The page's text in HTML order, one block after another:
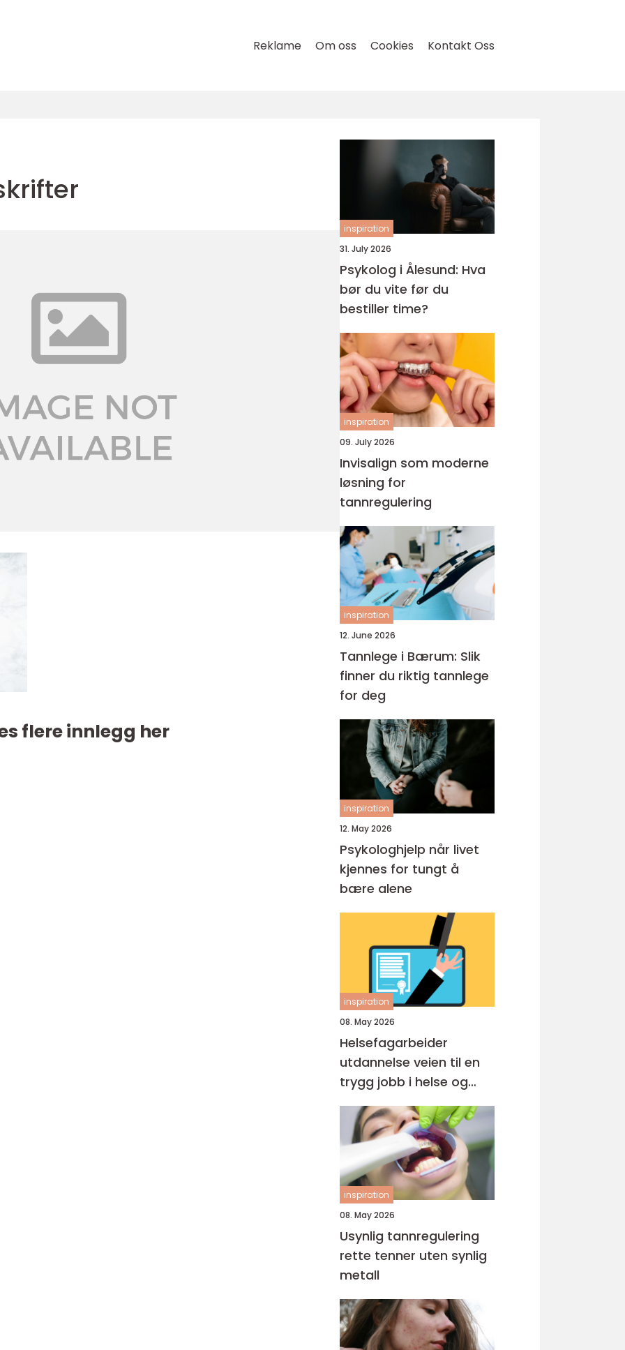
Reklame Om oss Cookies Kontakt Oss
flere innlegg her
inspiration
31. July 2026
Psykolog i Ålesund: Hva
bør du vite før du
bestiller time?
inspiration
09. July 2026
Invisalign som moderne
løsning for
tannregulering
inspiration
12. June 2026
Tannlege i Bærum: Slik
finner du riktig tannlege
for deg
inspiration
12. May 2026
Psykologhjelp når livet
kjennes for tungt å
bære alene
inspiration
08. May 2026
Helsefagarbeider
utdannelse veien til en
trygg jobb i helse og
omsorg
inspiration
08. May 2026
Usynlig tannregulering
rette tenner uten synlig
metall